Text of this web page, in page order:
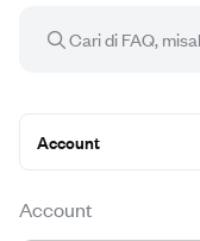
Account
Account